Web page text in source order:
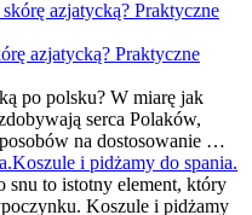
azjatycką? Praktyczne
po polsku? W miarę jak
serca Polaków,
na dostosowanie …
Koszule i pidżamy do spania.
snu to istotny element, który
Koszule i pidżamy